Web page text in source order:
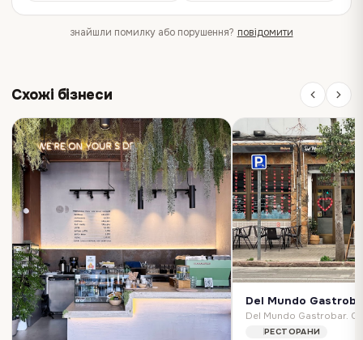
знайшли помилку або порушення? повідомити
Схожі бізнеси
Del Mundo
РЕСТОРАНИ